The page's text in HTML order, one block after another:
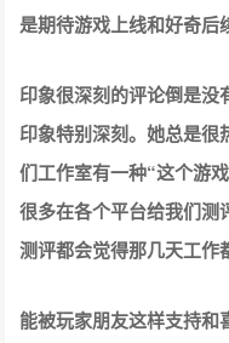
是期待游戏上线和好奇后
印象很深刻的评论倒是
印象特别深刻。她总是
们工作室有一种“这个游
很多在各个平台给我们测
测评都会觉得那几天工作
能被玩家朋友这样支持